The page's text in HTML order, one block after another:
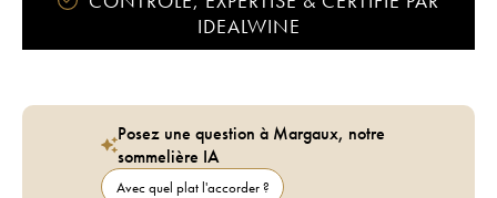
IDEALWINE
Posez une question à Margaux, notre
sommelière IA
Avec quel plat l'accorder ?